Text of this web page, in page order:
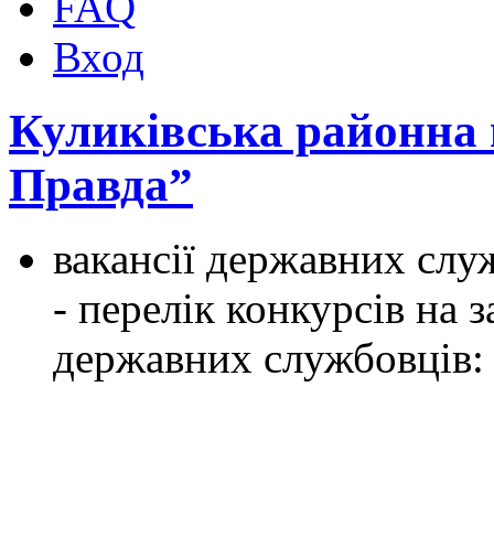
Вход
Куликівська
Правда”
вакансії державних
- перелік конкурсів на
державних службовців: